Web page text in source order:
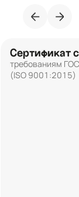
Сертификат
требованиям
(ISO 9001:2015)